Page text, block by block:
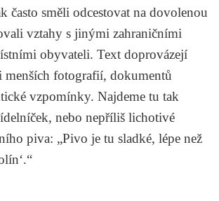
často směli odcestovat na dovolenou
vztahy s jinými zahraničními
obyvateli. Text doprovázejí
menších fotografií, dokumentů
vzpomínky. Najdeme tu tak
nebo nepříliš lichotivé
piva: „Pivo je tu sladké, lépe než